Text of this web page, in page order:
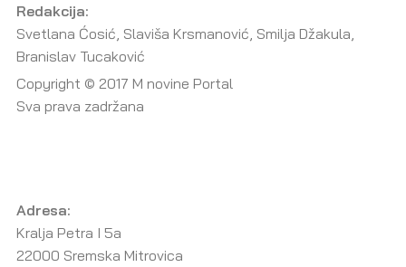
Redakcija:
Svetlana Ćosić, Slaviša Krsmanović, Smilja Džakula,
Branislav Tucaković
Copyright © 2017 M novine Portal
Sva prava zadržana
Adresa:
Kralja Petra I 5a
22000 Sremska Mitrovica